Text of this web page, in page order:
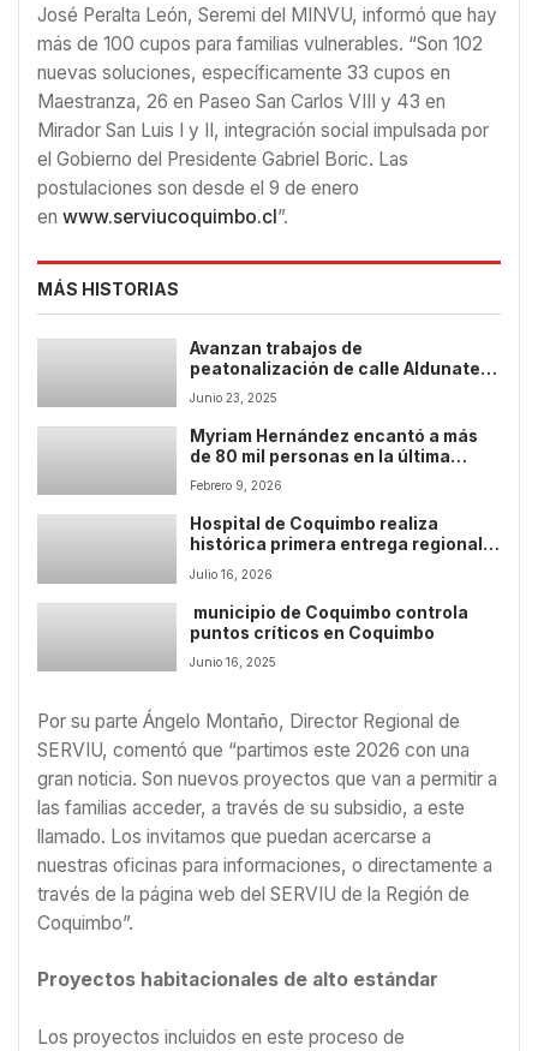
José Peralta León, Seremi del MINVU, informó que hay
más de 100 cupos para familias vulnerables. “Son 102
nuevas soluciones, específicamente 33 cupos en
Maestranza, 26 en Paseo San Carlos VIII y 43 en
Mirador San Luis I y II, integración social impulsada por
el Gobierno del Presidente Gabriel Boric. Las
postulaciones son desde el 9 de enero
en www.serviucoquimbo.cl ”.
MÁS HISTORIAS
Avanzan trabajos de
peatonalización de calle Aldunate
en el centro de Coquimbo
Junio 23, 2025
Myriam Hernández encantó a más
de 80 mil personas en la última
noche de Festival Coquimbo 2026
Febrero 9, 2026
Hospital de Coquimbo realiza
histórica primera entrega regional
de bombas de insulina a pacientes
pediátricos
Julio 16, 2026
municipio de Coquimbo controla
puntos críticos en Coquimbo
Junio 16, 2025
Por su parte Ángelo Montaño, Director Regional de
SERVIU, comentó que “partimos este 2026 con una
gran noticia. Son nuevos proyectos que van a permitir a
las familias acceder, a través de su subsidio, a este
llamado. Los invitamos que puedan acercarse a
nuestras oficinas para informaciones, o directamente a
través de la página web del SERVIU de la Región de
Coquimbo”.
Proyectos habitacionales de alto estándar
Los proyectos incluidos en este proceso de